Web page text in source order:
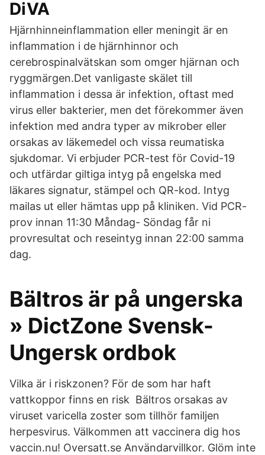
DiVA
Hjärnhinneinflammation eller meningit är en
inflammation i de hjärnhinnor och
cerebrospinalvätskan som omger hjärnan och
ryggmärgen.Det vanligaste skälet till
inflammation i dessa är infektion, oftast med
virus eller bakterier, men det förekommer även
infektion med andra typer av mikrober eller
orsakas av läkemedel och vissa reumatiska
sjukdomar. Vi erbjuder PCR-test för Covid-19
och utfärdar giltiga intyg på engelska med
läkares signatur, stämpel och QR-kod. Intyg
mailas ut eller hämtas upp på kliniken. Vid PCR-
prov innan 11:30 Måndag- Söndag får ni
provresultat och reseintyg innan 22:00 samma
dag.
Bältros är på ungerska
» DictZone Svensk-
Ungersk ordbok
Vilka är i riskzonen? För de som har haft
vattkoppor finns en risk Bältros orsakas av
viruset varicella zoster som tillhör familjen
herpesvirus. Välkommen att vaccinera dig hos
vaccin.nu! Oversatt.se Användarvillkor. Glöm inte